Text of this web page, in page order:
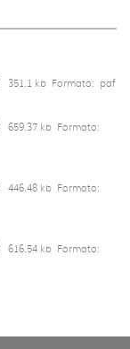
351.1 kb Formato: pdf
659.37 kb
Formato:
446.48 kb
Formato:
616.54 kb
Formato: